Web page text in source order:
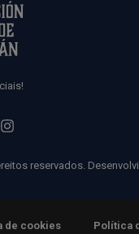
reservados.
de cookies Política